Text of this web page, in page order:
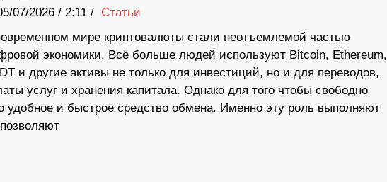
07/2026/ 2:11 / Статьи
мире криптовалюты стали неотъемлемой частью
экономики. Всё больше людей используют Bitcoin, Ethereum,
и другие активы не только для инвестиций, но и для переводов,
услуг и хранения капитала. Однако для того чтобы свободно
удобное и быстрое средство обмена. Именно эту роль выполняют